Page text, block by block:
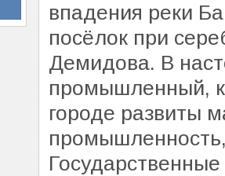
впадения реки
посёлок при
Демидова. В
промышленный,
городе развиты